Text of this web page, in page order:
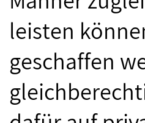
leisten
geschaffen